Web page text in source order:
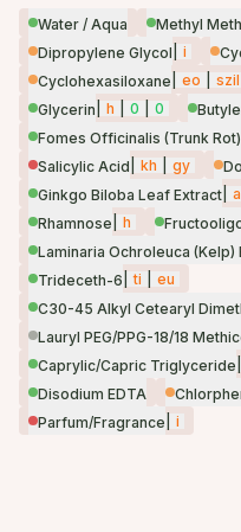
Water / Aqua
Methyl
Dipropylene Glycol
i
Cyclohexasiloxane
eo szil
Glycerin
h 0 0
Fomes Officinalis (Trunk
Salicylic Acid
kh gy
Ginkgo Biloba Leaf Extract a
Rhamnose
h
Laminaria Ochroleuca (Kelp)
Trideceth-6
ti
eu
C30-45 Alkyl Cetearyl
Lauryl PEG/PPG-18/18
Caprylic/Capric Triglyceride
Disodium EDTA
Parfum/Fragrance
i